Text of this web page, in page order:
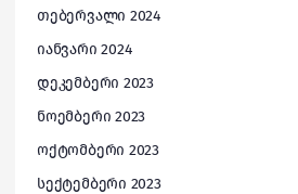
თებერვალი 2024
იანვარი 2024
დეკემბერი 2023
ნოემბერი 2023
ოქტომბერი 2023
სექტემბერი 2023